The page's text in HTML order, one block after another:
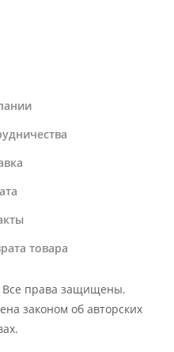
товара
Все права защищены.
законом об авторских